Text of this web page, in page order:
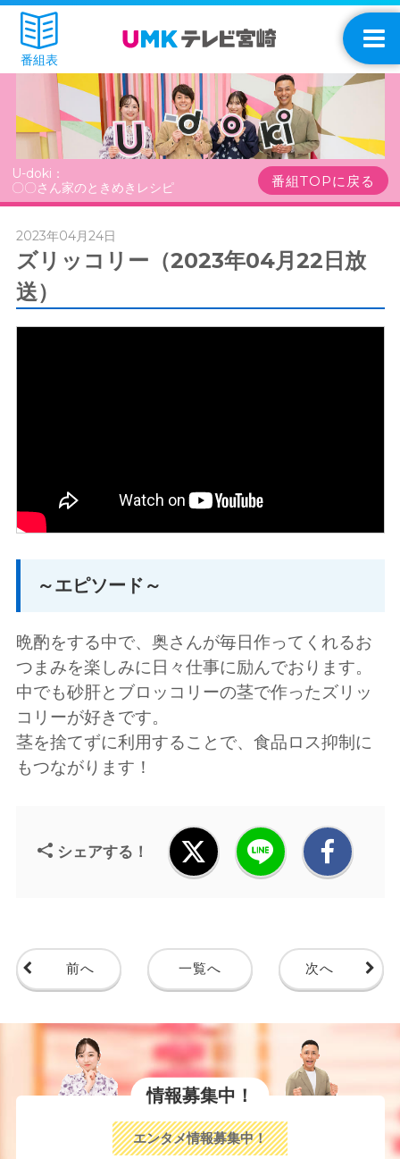
番組表
U-doki：
〇〇さん家のときめきレシピ
番組TOPに戻る
2023年04月24日
ズリッコリー（2023年04月22日放
送）
～エピソード～
晩酌をする中で、奥さんが毎日作ってくれるお
つまみを楽しみに日々仕事に励んでおります。
中でも砂肝とブロッコリーの茎で作ったズリッ
コリーが好きです。
茎を捨てずに利用することで、食品ロス抑制に
もつながります！
シェアする！
前へ 一覧へ 次へ
情報募集中！
エンタメ情報募集中！